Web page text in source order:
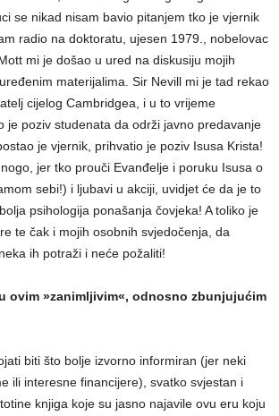
se nikad nisam bavio pitanjem tko je vjernik
radio na doktoratu, ujesen 1979., nobelovac
mi je došao u ured na diskusiju mojih
materijalima. Sir Nevill mi je tad rekao
cijelog Cambridgea, i u to vrijeme
je poziv studenata da održi javno predavanje
je vjernik, prihvatio je poziv Isusa Krista!
jer tko prouči Evanđelje i poruku Isusa o
sebi!) i ljubavi u akciji, uvidjet će da je to
psihologija ponašanja čovjeka! A toliko je
te čak i mojih osobnih svjedočenja, da
ih potraži i neće požaliti!
ovim »zanimljivim«, odnosno zbunjujućim
biti što bolje izvorno informiran (jer neki
ili interesne financijere), svatko svjestan i
knjiga koje su jasno najavile ovu eru koju